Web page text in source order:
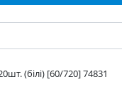
(білі) [60/720] 74831